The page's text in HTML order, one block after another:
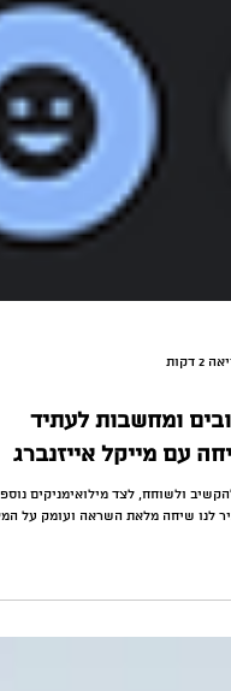
דקות
ומחשבות לעתיד
עם מייקל אייזנברג
לנו שיחה מלאת השראה ועומק על